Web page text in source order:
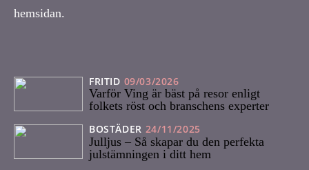
hemsidan.
FRITID 09/03/2026
Varför Ving är bäst på resor enligt
folkets röst och branschens experter
BOSTÄDER 24/11/2025
Julljus – Så skapar du den perfekta
julstämningen i ditt hem